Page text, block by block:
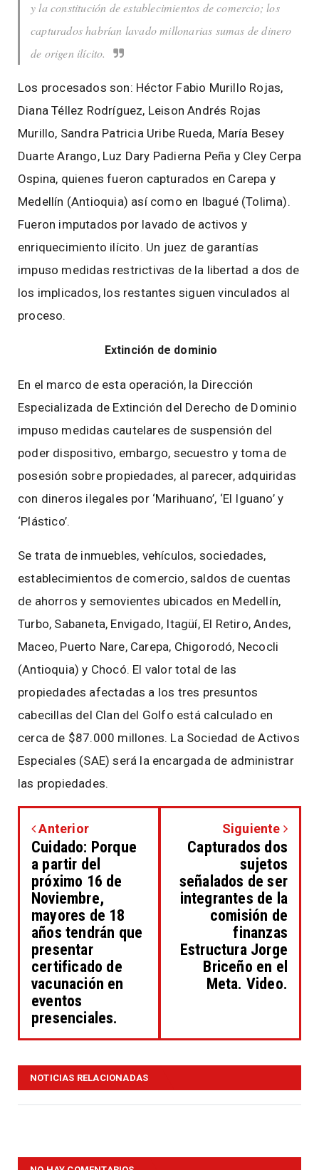
y la constitución de establecimientos de comercio; los
capturados habrían lavado millonarias sumas de dinero
de origen ilícito.
Los procesados son: Héctor Fabio Murillo Rojas,
Diana Téllez Rodríguez, Leison Andrés Rojas
Murillo, Sandra Patricia Uribe Rueda, María Besey
Duarte Arango, Luz Dary Padierna Peña y Cley Cerpa
Ospina, quienes fueron capturados en Carepa y
Medellín (Antioquia) así como en Ibagué (Tolima).
Fueron imputados por lavado de activos y
enriquecimiento ilícito. Un juez de garantías
impuso medidas restrictivas de la libertad a dos de
los implicados, los restantes siguen vinculados al
proceso.
Extinción de dominio
En el marco de esta operación, la Dirección
Especializada de Extinción del Derecho de Dominio
impuso medidas cautelares de suspensión del
poder dispositivo, embargo, secuestro y toma de
posesión sobre propiedades, al parecer, adquiridas
con dineros ilegales por ‘Marihuano’, ‘El Iguano’ y
‘Plástico’.
Se trata de inmuebles, vehículos, sociedades,
establecimientos de comercio, saldos de cuentas
de ahorros y semovientes ubicados en Medellín,
Turbo, Sabaneta, Envigado, Itagüí, El Retiro, Andes,
Maceo, Puerto Nare, Carepa, Chigorodó, Necocli
(Antioquia) y Chocó. El valor total de las
propiedades afectadas a los tres presuntos
cabecillas del Clan del Golfo está calculado en
cerca de $87.000 millones. La Sociedad de Activos
Especiales (SAE) será la encargada de administrar
las propiedades.
Anterior
Cuidado: Porque
a partir del
próximo 16 de
Noviembre,
mayores de 18
años tendrán que
presentar
certificado de
vacunación en
eventos
presenciales.
Siguiente
Capturados dos
sujetos
señalados de ser
integrantes de la
comisión de
finanzas
Estructura Jorge
Briceño en el
Meta. Video.
NOTICIAS RELACIONADAS